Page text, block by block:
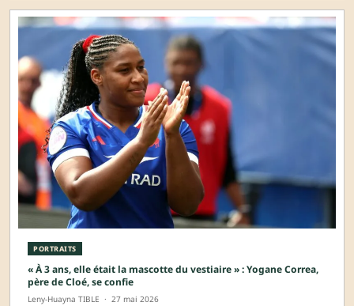
PORTRAITS
« À 3 ans, elle était la mascotte du vestiaire » : Yogane Correa,
père de Cloé, se confie
Leny-Huayna TIBLE · 27 mai 2026